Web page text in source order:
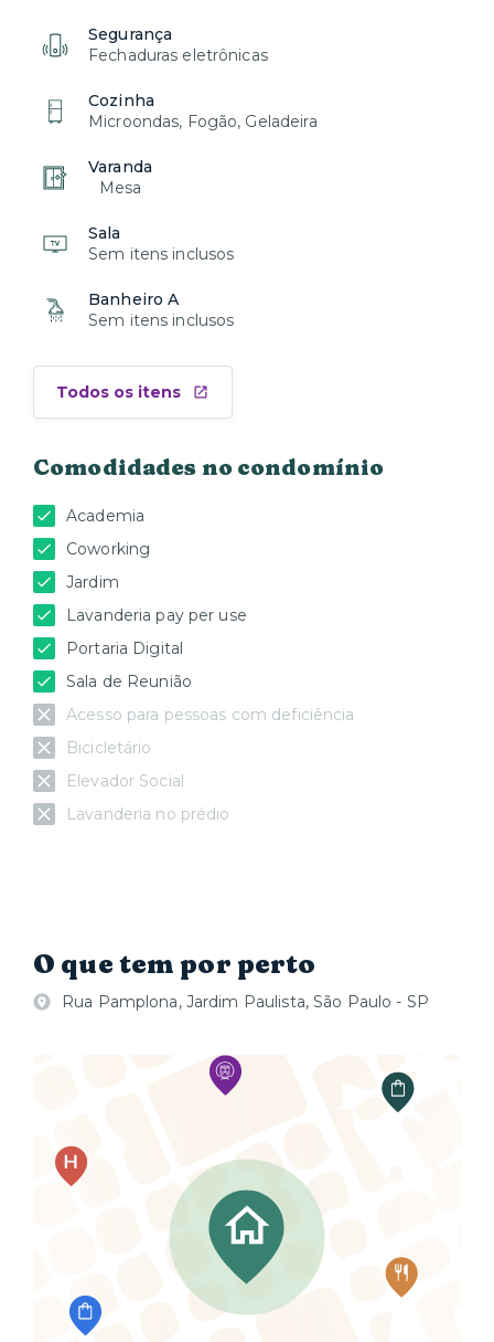
Segurança
Fechaduras eletrônicas
Cozinha
Microondas, Fogão, Geladeira
Varanda
Mesa
Sala
Sem itens inclusos
Banheiro A
Sem itens inclusos
Todos os itens
Comodidades no condomínio
Academia
Coworking
Jardim
Lavanderia pay per use
Portaria Digital
Sala de Reunião
Acesso para pessoas com deficiência
Bicicletário
Elevador Social
Lavanderia no prédio
O que tem por perto
Rua Pamplona, Jardim Paulista, São Paulo - SP